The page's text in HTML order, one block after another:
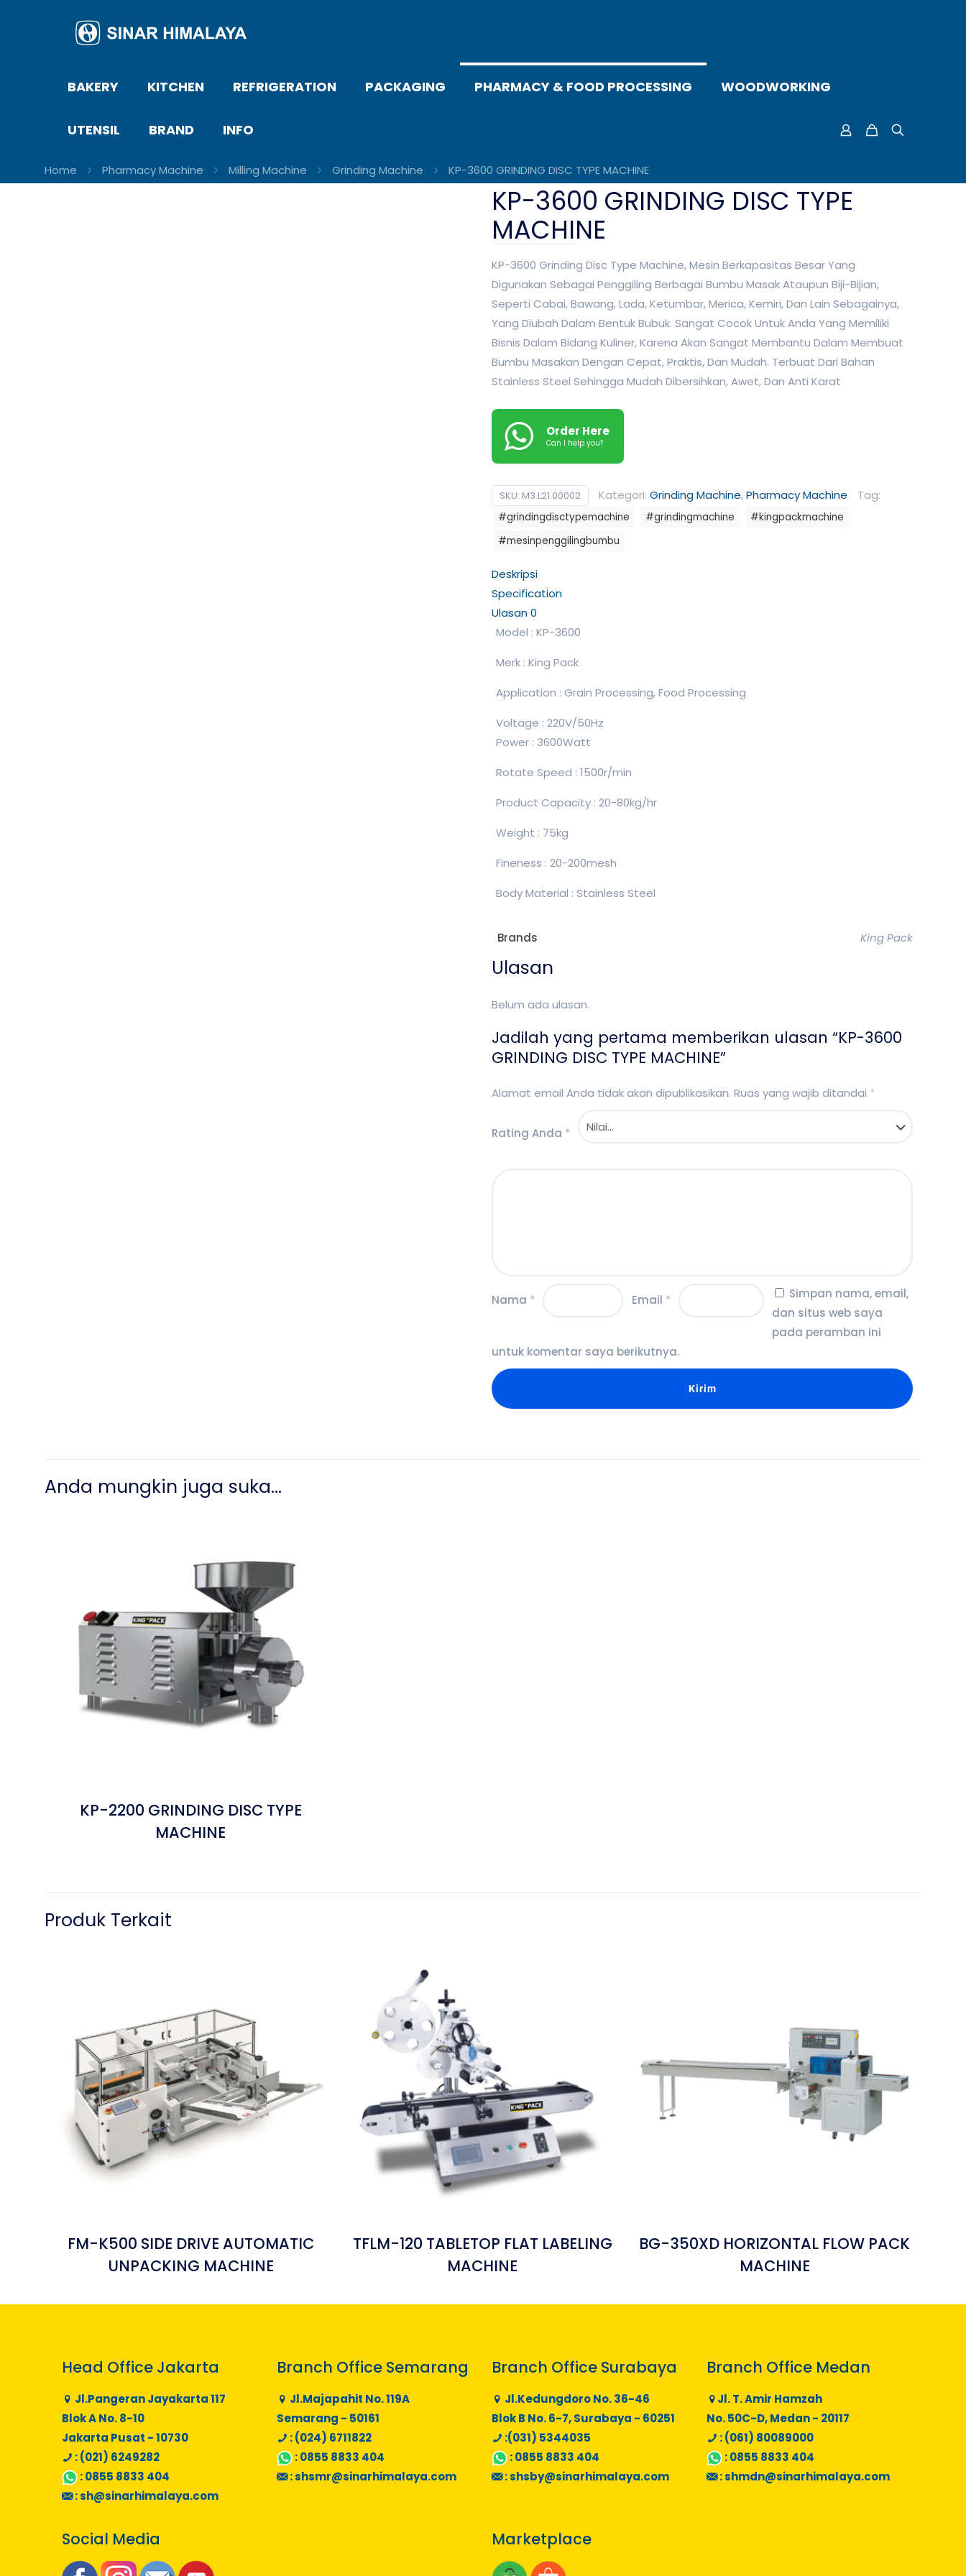
BAKERY KITCHEN REFRIGERATION PACKAGING PHARMACY & FOOD PROCESSING WOODWORKING
UTENSIL BRAND INFO
Home Pharmacy Machine Milling Machine Grinding Machine KP-3600 GRINDING DISC TYPE MACHINE
KP-3600 GRINDING DISC TYPE
MACHINE
KP-3600 Grinding Disc Type Machine, Mesin Berkapasitas Besar Yang
Digunakan Sebagai Penggiling Berbagai Bumbu Masak Ataupun Biji-Bijian,
Seperti Cabai, Bawang, Lada, Ketumbar, Merica, Kemiri, Dan Lain Sebagainya,
Yang Diubah Dalam Bentuk Bubuk. Sangat Cocok Untuk Anda Yang Memiliki
Bisnis Dalam Bidang Kuliner, Karena Akan Sangat Membantu Dalam Membuat
Bumbu Masakan Dengan Cepat, Praktis, Dan Mudah. Terbuat Dari Bahan
Stainless Steel Sehingga Mudah Dibersihkan, Awet, Dan Anti Karat
Order Here
Can I help you?
SKU: M3.L21.00002 Kategori: Grinding Machine,Pharmacy Machine Tag:
#grindingdisctypemachine #grindingmachine
#kingpackmachine
#mesinpenggilingbumbu
Deskripsi
Specification
Ulasan0
Model : KP-3600
Merk : King Pack
Application : Grain Processing, Food Processing
Voltage : 220V/50Hz
Power : 3600Watt
Rotate Speed : 1500r/min
Product Capacity : 20-80kg/hr
Weight : 75kg
Fineness : 20-200mesh
Body Material : Stainless Steel
Brands King Pack
Ulasan
Belum ada ulasan.
Jadilah yang pertama memberikan ulasan “KP-3600
GRINDING DISC TYPE MACHINE”
Alamat email Anda tidak akan dipublikasikan. Ruas yang wajib ditandai *
Rating Anda *
Nama * Email *
Simpan nama, email,
dan situs web saya
pada peramban ini
untuk komentar saya berikutnya.
Anda mungkin juga suka…
KP-2200 GRINDING DISC TYPE
MACHINE
Produk Terkait
FM-K500 SIDE DRIVE AUTOMATIC
UNPACKING MACHINE
TFLM-120 TABLETOP FLAT LABELING
MACHINE
BG-350XD HORIZONTAL FLOW PACK
MACHINE
Head Office Jakarta
Jl.Pangeran Jayakarta 117
Blok A No. 8-10
Jakarta Pusat - 10730
: (021) 6249282
:0855 8833 404
:sh@sinarhimalaya.com
Branch Office Semarang
Jl.Majapahit No. 119A
Semarang - 50161
: (024) 6711822
:0855 8833 404
:shsmr@sinarhimalaya.com
Branch Office Surabaya
Jl.Kedungdoro No. 36-46
Blok B No. 6-7, Surabaya - 60251
:(031) 5344035
:0855 8833 404
:shsby@sinarhimalaya.com
Branch Office Medan
Jl. T. Amir Hamzah
No. 50C-D, Medan - 20117
: (061) 80089000
:0855 8833 404
:shmdn@sinarhimalaya.com
Social Media Marketplace